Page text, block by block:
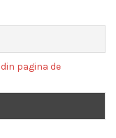
pagina de